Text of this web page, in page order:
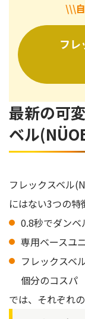
\\\
フレ
最新の可
ベル
フレックスベル
にはない3つの特
0.8秒でダン
専用ベースユ
フレックスベ
個分のコスパ
では、それぞれ